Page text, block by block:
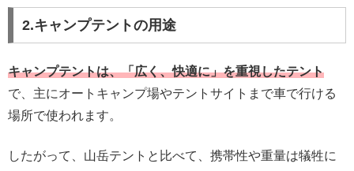
2.キャンプテントの用途
キャンプテントは、「広く、快適に」を重視したテント
で、主にオートキャンプ場やテントサイトまで車で行ける
場所で使われます。
したがって、山岳テントと比べて、携帯性や重量は犠牲に